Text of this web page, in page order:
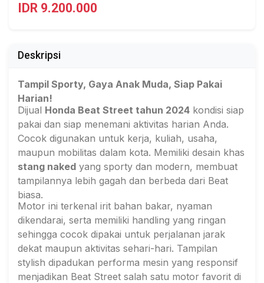
IDR 9.200.000
Deskripsi
Tampil Sporty, Gaya Anak Muda, Siap Pakai
Harian!
Dijual Honda Beat Street tahun 2024 kondisi siap
pakai dan siap menemani aktivitas harian Anda.
Cocok digunakan untuk kerja, kuliah, usaha,
maupun mobilitas dalam kota. Memiliki desain khas
stang naked yang sporty dan modern, membuat
tampilannya lebih gagah dan berbeda dari Beat
biasa.
Motor ini terkenal irit bahan bakar, nyaman
dikendarai, serta memiliki handling yang ringan
sehingga cocok dipakai untuk perjalanan jarak
dekat maupun aktivitas sehari-hari. Tampilan
stylish dipadukan performa mesin yang responsif
menjadikan Beat Street salah satu motor favorit di